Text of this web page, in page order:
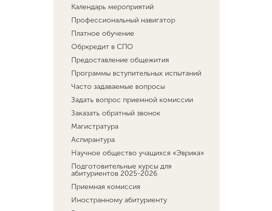
Календарь мероприятий
Профессиональный навигатор
Платное обучение
Обркредит в СПО
Предоставление общежития
Программы вступительных испытаний
Часто задаваемые вопросы
Задать вопрос приемной комиссии
Заказать обратный звонок
Магистратура
Аспирантура
Научное общество учащихся «Эврика»
Подготовительные курсы для
абитуриентов 2025-2026
Приемная комиссия
Иностранному абитуриенту